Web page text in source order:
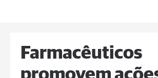
Farmacêuticos